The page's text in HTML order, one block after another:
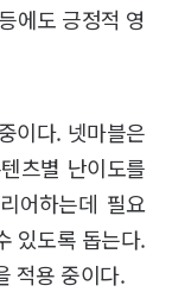
에도 긍정적 영
이다. 넷마블은
츠별 난이도를
어하는데 필요
있도록 돕는다.
적용 중이다.